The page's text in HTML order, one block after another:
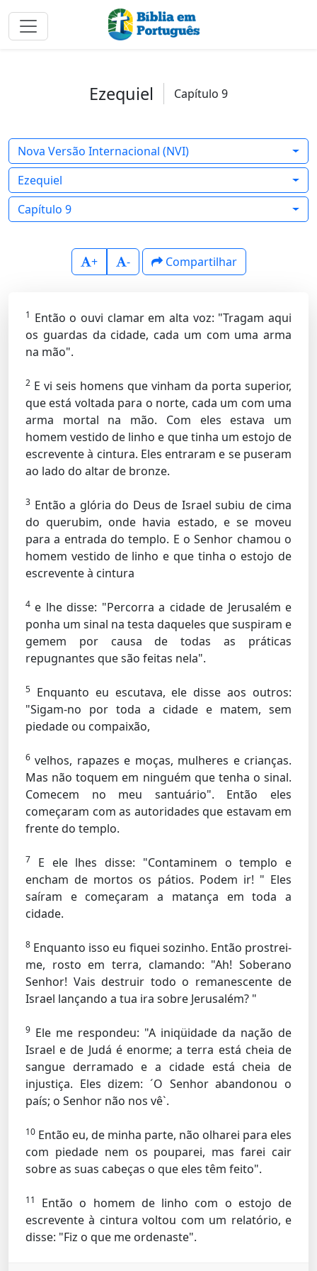
Ezequiel Capítulo 9
Nova Versão Internacional (NVI)
Ezequiel
Capítulo 9
+ - Compartilhar
1 Então o ouvi clamar em alta voz: "Tragam aqui
os guardas da cidade, cada um com uma arma
na mão".
2 E vi seis homens que vinham da porta superior,
que está voltada para o norte, cada um com uma
arma mortal na mão. Com eles estava um
homem vestido de linho e que tinha um estojo de
escrevente à cintura. Eles entraram e se puseram
ao lado do altar de bronze.
3 Então a glória do Deus de Israel subiu de cima
do querubim, onde havia estado, e se moveu
para a entrada do templo. E o Senhor chamou o
homem vestido de linho e que tinha o estojo de
escrevente à cintura
4 e lhe disse: "Percorra a cidade de Jerusalém e
ponha um sinal na testa daqueles que suspiram e
gemem por causa de todas as práticas
repugnantes que são feitas nela".
5 Enquanto eu escutava, ele disse aos outros:
"Sigam-no por toda a cidade e matem, sem
piedade ou compaixão,
6 velhos, rapazes e moças, mulheres e crianças.
Mas não toquem em ninguém que tenha o sinal.
Comecem no meu santuário". Então eles
começaram com as autoridades que estavam em
frente do templo.
7
E ele lhes disse: "Contaminem o templo e
encham de mortos os pátios. Podem ir! " Eles
saíram e começaram a matança em toda a
cidade.
8 Enquanto isso eu fiquei sozinho. Então prostrei-
me, rosto em terra, clamando: "Ah! Soberano
Senhor! Vais destruir todo o remanescente de
Israel lançando a tua ira sobre Jerusalém? "
9 Ele me respondeu: "A iniqüidade da nação de
Israel e de Judá é enorme; a terra está cheia de
sangue derramado e a cidade está cheia de
injustiça. Eles dizem: ´O Senhor abandonou o
país; o Senhor não nos vê`.
10 Então eu, de minha parte, não olharei para eles
com piedade nem os pouparei, mas farei cair
sobre as suas cabeças o que eles têm feito".
11
Então o homem de linho com o estojo de
escrevente à cintura voltou com um relatório, e
disse: "Fiz o que me ordenaste".